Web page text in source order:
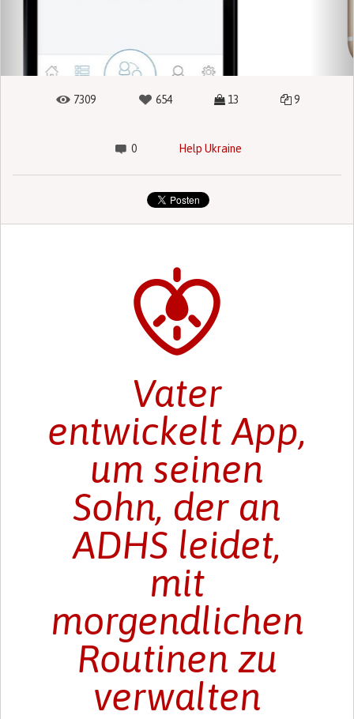
7309 654 13 9
0 Help Ukraine
Vater
entwickelt App,
um seinen
Sohn, der an
ADHS leidet,
mit
morgendlichen
Routinen zu
verwalten